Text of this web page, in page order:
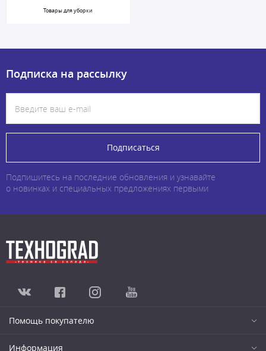
Товары для уборки
Подписка на рассылку
Подписаться
Подпишитесь на последние обновления и узнавайте
о новинках и специальных предложениях первыми
Помощь покупателю
Информация